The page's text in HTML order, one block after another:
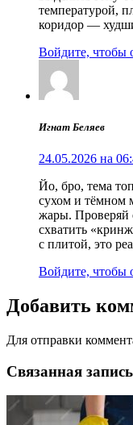
температурой,
коридор —
Войдите, чтобы
Игнат Беляев
24.05.2026 на
Йо, бро, тема
сухом и тёмном
жары. Проверяй
схватить
с плитой, это
Войдите, чтобы
Добавить
Для отправки
Связанная запись